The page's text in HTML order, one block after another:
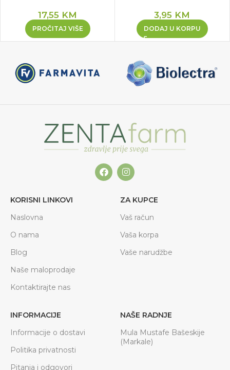
17,55 KM
PROČITAJ VIŠE
3,95 KM
DODAJ U KORPU
KORISNI LINKOVI
Naslovna
O nama
Blog
Naše maloprodaje
Kontaktirajte nas
ZA KUPCE
Vaš račun
Vaša korpa
Vaše narudžbe
INFORMACIJE
Informacije o dostavi
Politika privatnosti
Pitanja i odgovori
NAŠE RADNJE
Mula Mustafe Bašeskije
(Markale)